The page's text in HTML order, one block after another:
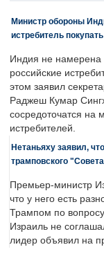
Министр обороны
истребитель
Индия не намерена
российские
этом заявил
Раджеш Кумар
сосредоточатся на
истребителей.
Нетаньяху заявил,
трамповского
Премьер-министр
что у него есть
Трампом по
Израиль не
лидер объявил на